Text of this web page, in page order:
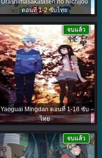
Urashimasakatasen no Nichijou
ตอนที่ 1-2 ซับไทย
Yaoguai Mingdan ตอนที่ 1-18 ซับ
ไทย
จบแล้ว
จบแล้ว